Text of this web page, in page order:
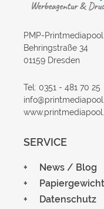
PMP-
Behringstraße 34
01159 Dresden
Tel: 0351 - 481 70 25
SERVICE
News / Blog
Datenschutz